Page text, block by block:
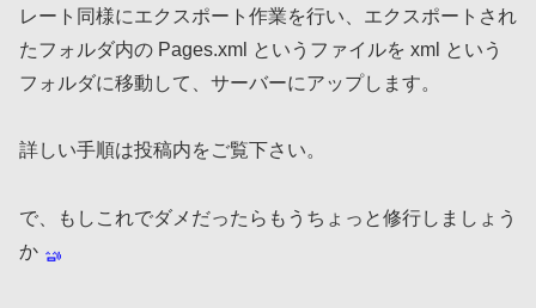
レート同様にエクスポート作業を行い、エクスポートされ
たフォルダ内の Pages.xml というファイルを xml という
フォルダに移動して、サーバーにアップします。
詳しい手順は投稿内をご覧下さい。
で、もしこれでダメだったらもうちょっと修行しましょう
か